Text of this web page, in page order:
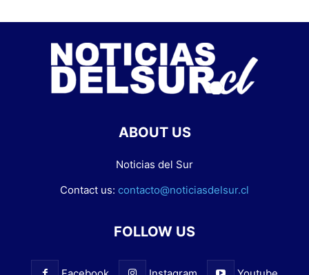
ABOUT US
Noticias del Sur
Contact us: contacto@noticiasdelsur.cl
FOLLOW US